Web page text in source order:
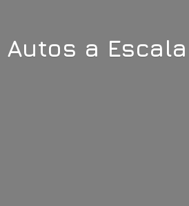
Autos a Escala